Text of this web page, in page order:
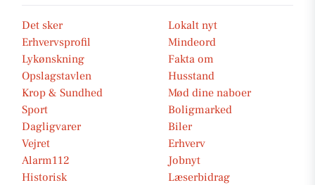
Det sker
Lokalt nyt
Erhvervsprofil
Mindeord
Lykønskning
Fakta om
Opslagstavlen
Husstand
Krop & Sundhed
Mød dine naboer
Sport
Boligmarked
Dagligvarer
Biler
Vejret
Erhverv
Alarm112
Jobnyt
Historisk
Læserbidrag